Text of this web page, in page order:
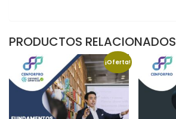
PRODUCTOS RELACIONADOS
¡Oferta!